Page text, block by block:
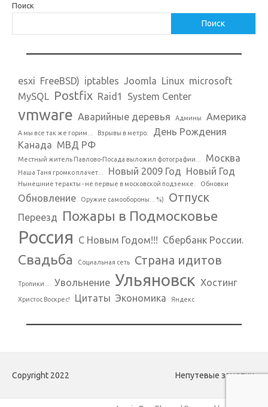
Поиск
Поиск
esxi FreeBSD) iptables Joomla Linux microsoft
MySQL Postfix Raid1 System Center
vmware Аварийные деревья Админы Америка
А мы все так же горим... Взрывы в метро:
День Рождения
Канада МВД РФ
Местный житель Павлово-Посада выложил фотографии... Москва
Наша Таня громко плачет... Новый 2009 Год Новый Год
Нынешние теракты - не первые в московской подземке. Обновки
Обновление Оружие самообороны... %) Отпуск
Переезд Пожары в Подмосковье
Россия С Новым Годом!!! Сбербанк России.
Свадьба Социальная сеть Страна идитов
Тропики... Увольнение Ульяновск Хостинг
Христос Воскрес! Цитаты Экономика Яндекс
Copyright 2022 Непутевые заметки.